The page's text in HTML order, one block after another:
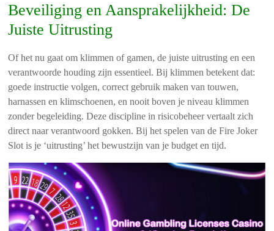
Beveiliging en Aansprakelijkheid: De
Juiste Uitrusting
Of het nu gaat om klimmen of gamen, de juiste uitrusting en een
verantwoorde houding zijn essentieel. Bij klimmen betekent dat:
goede instructie volgen, correct gebruik maken van touwen,
harnassen en klimschoenen, en nooit boven je niveau klimmen
zonder begeleiding. Deze discipline in risicobeheer vertaalt zich
direct naar verantwoord gokken. Bij het spelen van de Fire Joker
Slot is je ‘uitrusting’ het bewustzijn van je budget en tijd.